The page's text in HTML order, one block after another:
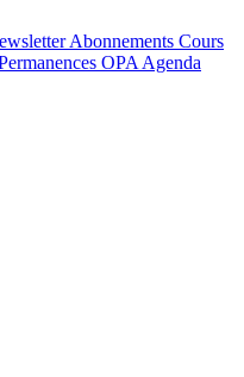
Abonnements Cours
OPA Agenda